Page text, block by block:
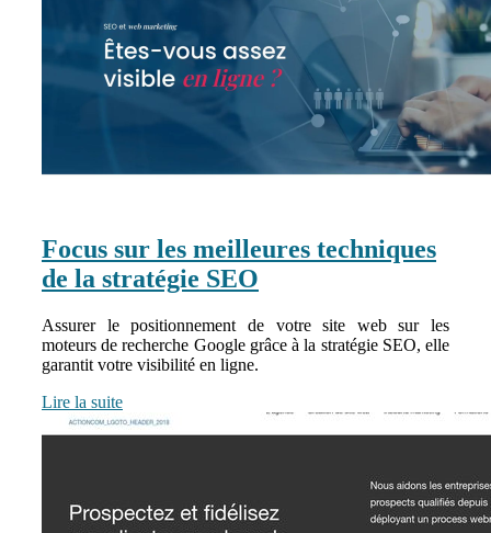
Focus sur les meilleures techniques
de la stratégie SEO
Assurer le positionnement de votre site web sur les
moteurs de recherche Google grâce à la stratégie SEO, elle
garantit votre visibilité en ligne.
Lire la suite